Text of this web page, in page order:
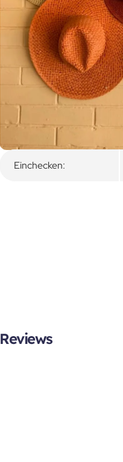
Überblick
Zimmerkategorie
Einchecken:
Reviews